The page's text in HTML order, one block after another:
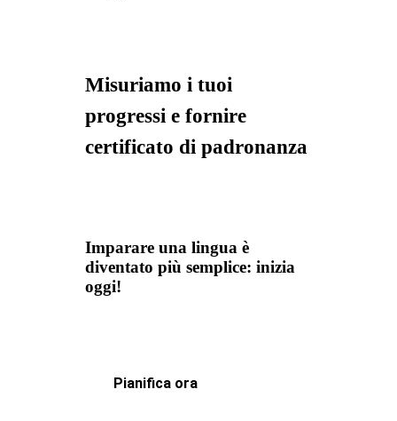
Misuriamo i tuoi
progressi e fornire
certificato di padronanza
Imparare una lingua è
diventato più semplice: inizia
oggi!
Pianifica ora